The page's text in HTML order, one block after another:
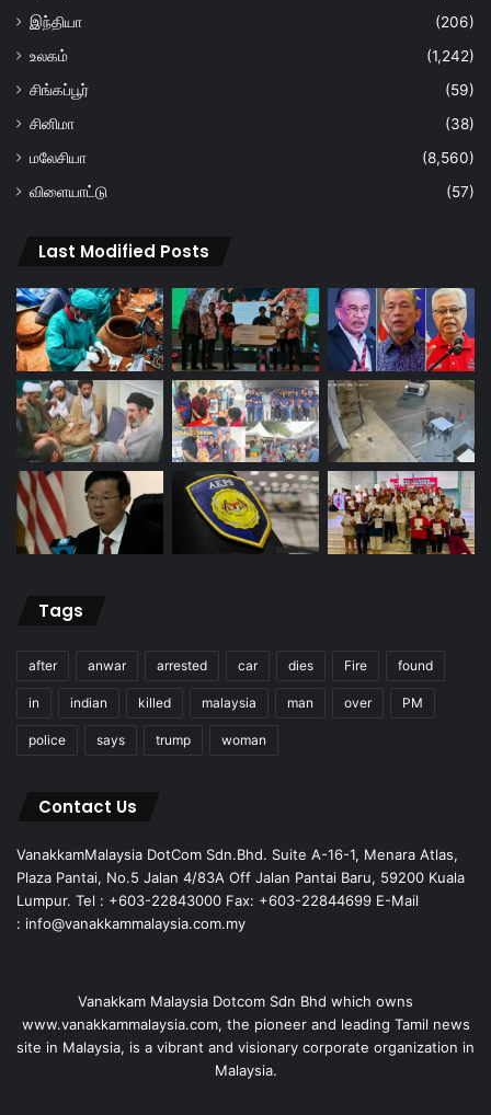
இந்தியா
(206)
உலகம்
(1,242)
சிங்கப்பூர்
(59)
சினிமா
(38)
மலேசியா
(8,560)
விளையாட்டு
(57)
Last Modified Posts
Tags
after anwar arrested car dies Fire found
in indian killed malaysia man over PM
police says trump woman
Contact Us
VanakkamMalaysia DotCom Sdn.Bhd. Suite A-16-1, Menara Atlas,
Plaza Pantai, No.5 Jalan 4/83A Off Jalan Pantai Baru, 59200 Kuala
Lumpur. Tel : +603-22843000 Fax: +603-22844699 E-Mail
: info@vanakkammalaysia.com.my
Vanakkam Malaysia Dotcom Sdn Bhd which owns
www.vanakkammalaysia.com, the pioneer and leading Tamil news
site in Malaysia, is a vibrant and visionary corporate organization in
Malaysia.